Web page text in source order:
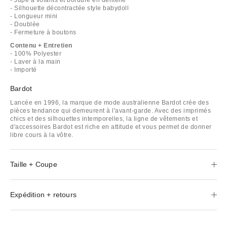
- Silhouette décontractée style babydoll
- Longueur mini
- Doublée
- Fermeture à boutons
Contenu + Entretien
- 100% Polyester
- Laver à la main
- Importé
Bardot
Lancée en 1996, la marque de mode australienne Bardot crée des
pièces tendance qui demeurent à l'avant-garde. Avec des imprimés
chics et des silhouettes intemporelles, la ligne de vêtements et
d'accessoires Bardot est riche en attitude et vous permet de donner
libre cours à la vôtre.
Taille + Coupe
Expédition + retours